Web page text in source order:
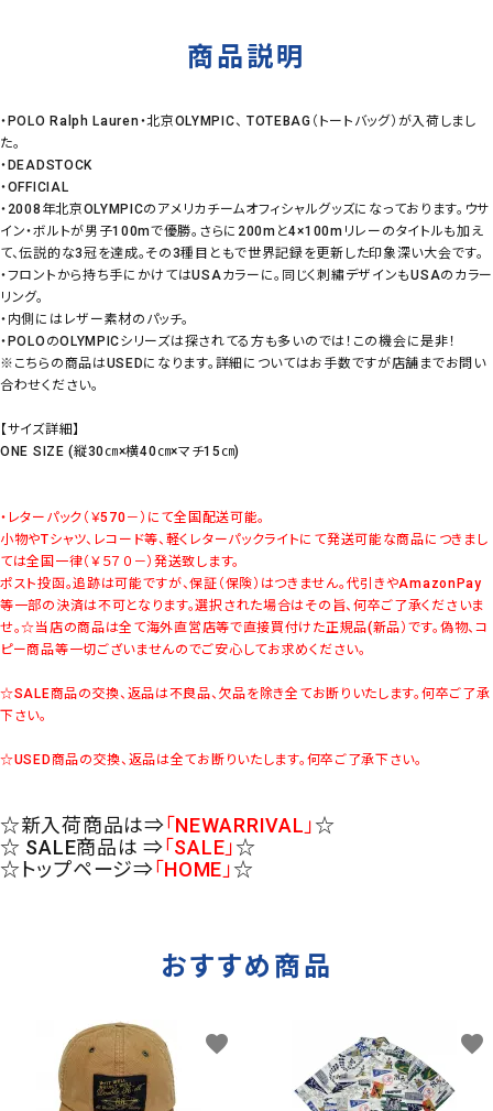
商品説明
・POLO Ralph Lauren・北京OLYMPIC、 TOTEBAG（トートバッグ）が入荷しまし
た。
・DEADSTOCK
・OFFICIAL
・2008年北京OLYMPICのアメリカチームオフィシャルグッズになっております。ウサ
イン・ボルトが男子100mで優勝。さらに200mと4×100mリレーのタイトルも加え
て、伝説的な3冠を達成。その3種目ともで世界記録を更新した印象深い大会です。
・フロントから持ち手にかけてはUSAカラーに。同じく刺繡デザインもUSAのカラー
リング。
・内側にはレザー素材のパッチ。
・POLOのOLYMPICシリーズは探されてる方も多いのでは！この機会に是非！
※こちらの商品はUSEDになります。詳細についてはお手数ですが店舗までお問い
合わせください。
【サイズ詳細】
ONE SIZE (縦30㎝×横40㎝×マチ15㎝)
・レターパック（￥570－）にて全国配送可能。
小物やTシャツ、レコード等、軽くレターパックライトにて発送可能な商品につきまし
ては全国一律（￥５７０－）発送致します。
ポスト投函。追跡は可能ですが、保証（保険）はつきません。代引きやAmazonPay
等一部の決済は不可となります。選択された場合はその旨、何卒ご了承くださいま
せ。☆当店の商品は全て海外直営店等で直接買付けた正規品(新品）です。偽物、コ
ピー商品等一切ございませんのでご安心してお求めください。
☆SALE商品の交換、返品は不良品、欠品を除き全てお断りいたします。何卒ご了承
下さい。
☆USED商品の交換、返品は全てお断りいたします。何卒ご了承下さい。
☆新入荷商品は⇒「NEWARRIVAL」☆
☆ SALE商品は ⇒「SALE」☆
☆トップページ⇒「HOME」☆
おすすめ商品
favorite favorite